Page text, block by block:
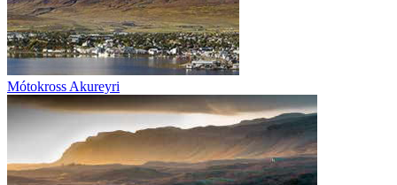
Mótokross Akureyri